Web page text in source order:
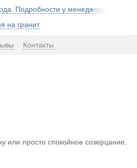
Подробности у менеджера!
на гранит
Контакты
или просто спокойное созерцание.